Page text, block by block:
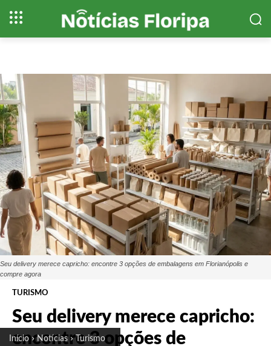
Início Notícias Turismo
Seu delivery merece capricho: encontre 3 opções de embalagens em Florianópolis e
compre agora
TURISMO
Seu delivery merece capricho:
encontre 3 opções de